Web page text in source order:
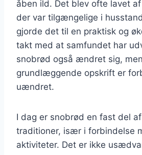
åben ild. Det blev ofte lavet
der var tilgængelige i
gjorde det til en praktisk og
takt med at samfundet har
snobrød også ændret sig,
grundlæggende opskrift er
uændret.
I dag er snobrød en fast del
traditioner, især i forbindelse
aktiviteter. Det er ikke